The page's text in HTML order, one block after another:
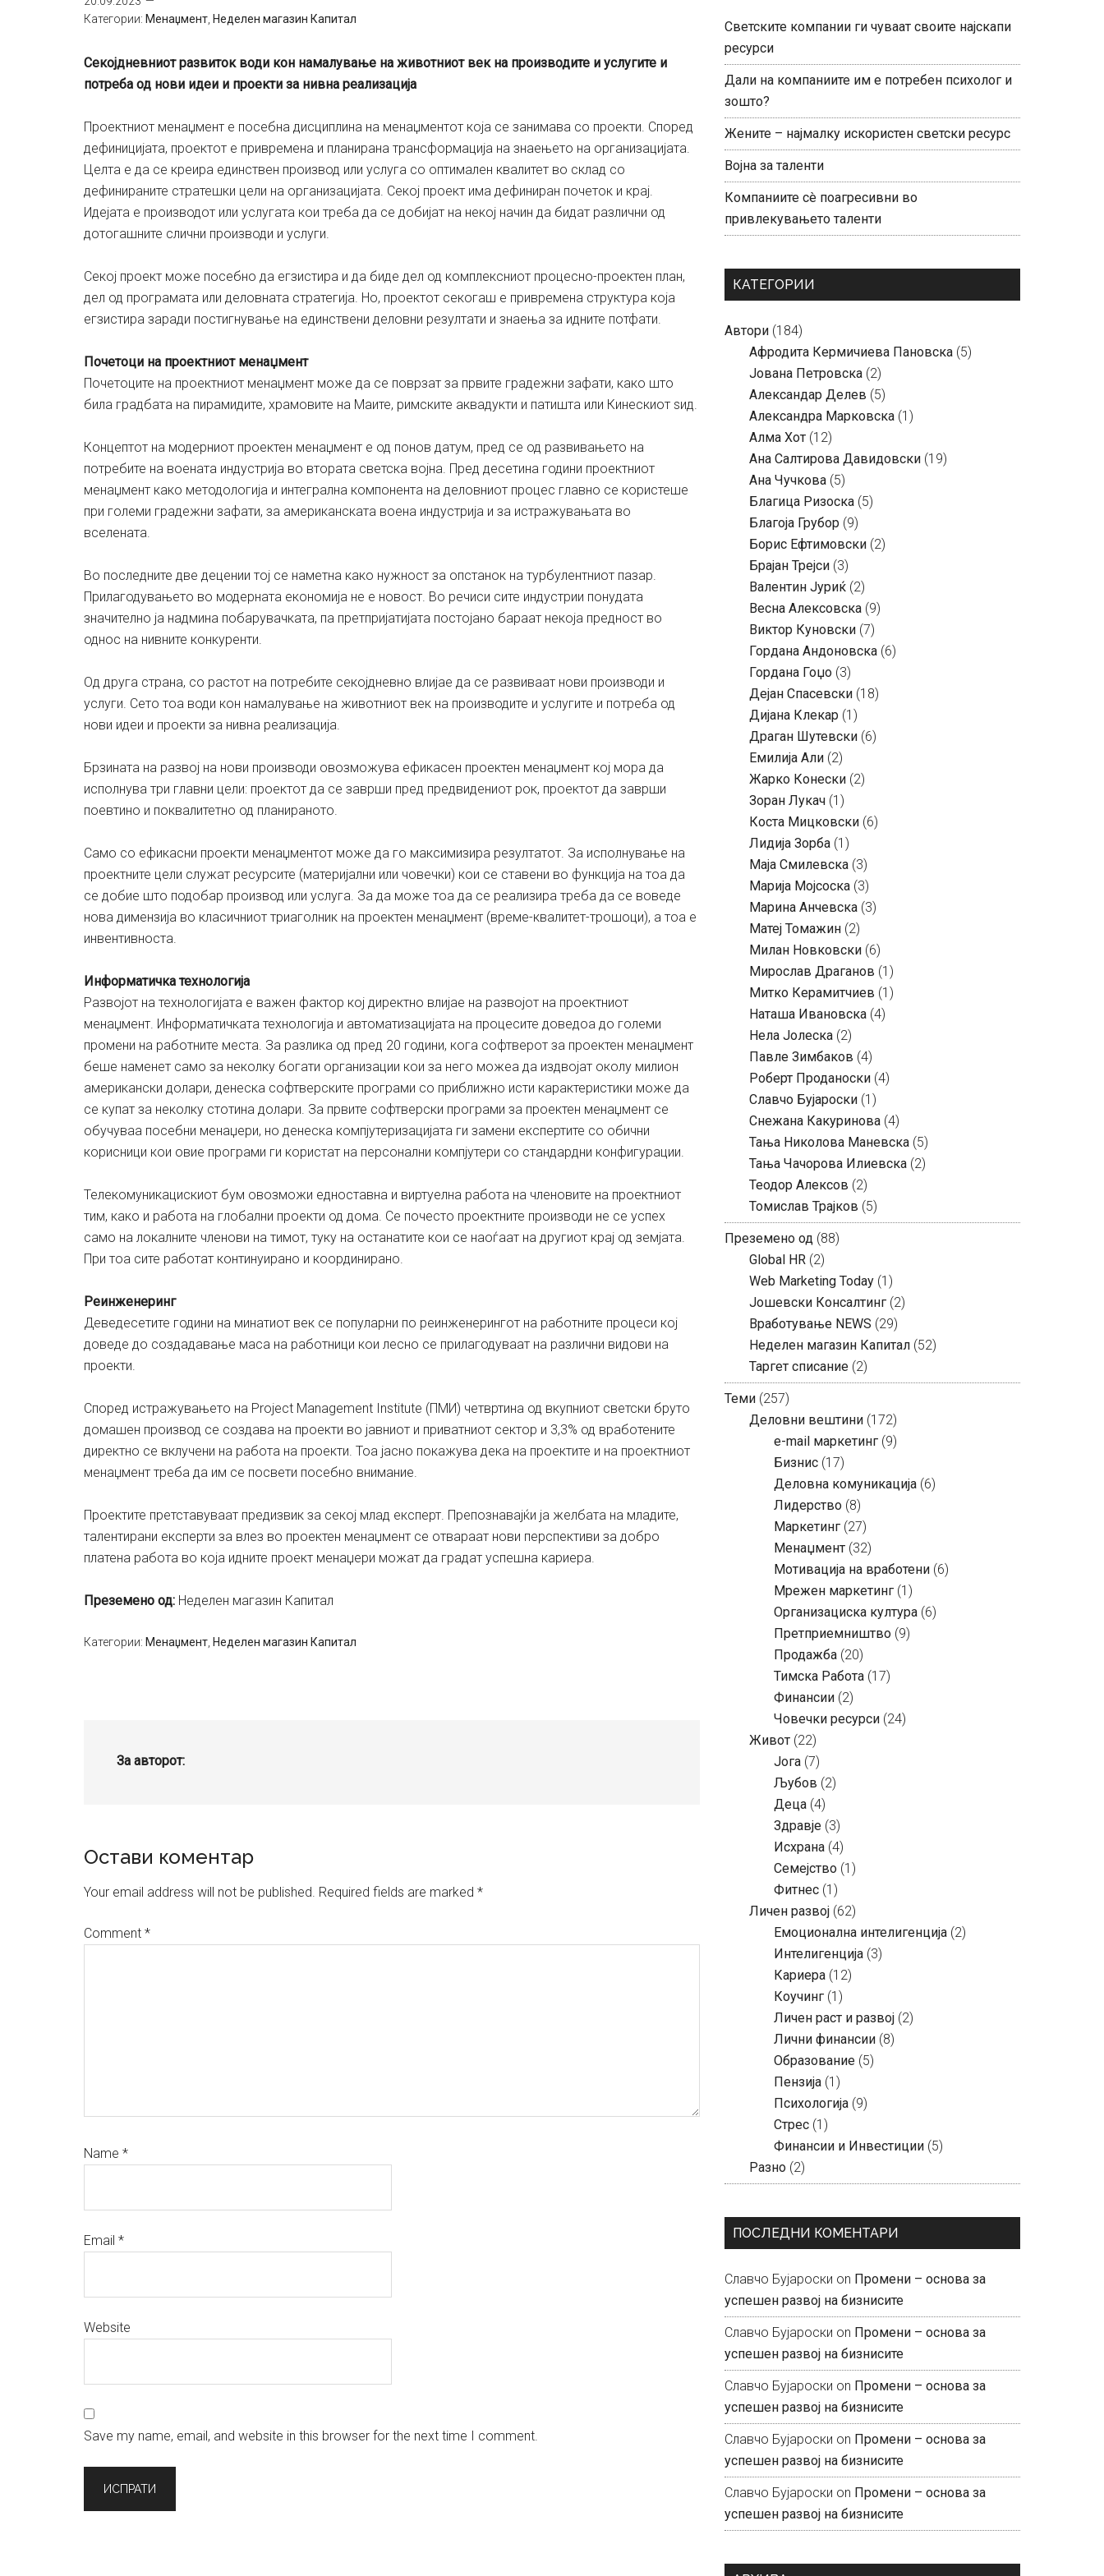
Категории: Менаџмент Неделен магазин Капитал
Секојдневниот развиток води кон намалување на животниот век на производите и услугите и
потреба од нови идеи и проекти за нивна реализација
Проектниот менаџмент е посебна дисциплина на менаџментот која се занимава со проекти. Според
дефиницијата, проектот е привремена и планирана трансформација на знаењето на организацијата.
Целта е да се креира единствен производ или услуга со оптимален квалитет во склад со
дефинираните стратешки цели на организацијата. Секој проект има дефиниран почеток и крај.
Идејата е производот или услугата кои треба да се добијат на некој начин да бидат различни од
дотогашните слични производи и услуги.
Секој проект може посебно да егзистира и да биде дел од комплексниот процесно-проектен план,
дел од програмата или деловната стратегија. Но, проектот секогаш е привремена структура која
егзистира заради постигнување на единствени деловни резултати и знаења за идните потфати.
Почетоци на проектниот менаџмент
Почетоците на проектниот менаџмент може да се поврзат за првите градежни зафати, како што
била градбата на пирамидите, храмовите на Маите, римските аквадукти и патишта или Кинескиот ѕид.
Концептот на модерниот проектен менаџмент е од понов датум, пред се од развивањето на
потребите на воената индустрија во втората светска војна. Пред десетина години проектниот
менаџмент како методологија и интегрална компонента на деловниот процес главно се користеше
при големи градежни зафати, за американската воена индустрија и за истражувањата во
вселената.
Во последните две децении тој се наметна како нужност за опстанок на турбулентниот пазар.
Прилагодувањето во модерната економија не е новост. Во речиси сите индустрии понудата
значително ја надмина побарувачката, па претпријатијата постојано бараат некоја предност во
однос на нивните конкуренти.
Од друга страна, со растот на потребите секојдневно влијае да се развиваат нови производи и
услуги. Сето тоа води кон намалување на животниот век на производите и услугите и потреба од
нови идеи и проекти за нивна реализација.
Брзината на развој на нови производи овозможува ефикасен проектен менаџмент кој мора да
исполнува три главни цели: проектот да се заврши пред предвидениот рок, проектот да заврши
поевтино и поквалитетно од планираното.
Само со ефикасни проекти менаџментот може да го максимизира резултатот. За исполнување на
проектните цели служат ресурсите (материјални или човечки) кои се ставени во функција на тоа да
се добие што подобар производ или услуга. За да може тоа да се реализира треба да се воведе
нова димензија во класичниот триаголник на проектен менаџмент (време-квалитет-трошоци), а тоа е
инвентивноста.
Информатичка технологија
Развојот на технологијата е важен фактор кој директно влијае на развојот на проектниот
менаџмент. Информатичката технологија и автоматизацијата на процесите доведоа до големи
промени на работните места. За разлика од пред 20 години, кога софтверот за проектен менаџмент
беше наменет само за неколку богати организации кои за него можеа да издвојат околу милион
американски долари, денеска софтверските програми со приближно исти карактеристики може да
се купат за неколку стотина долари. За првите софтверски програми за проектен менаџмент се
обучуваа посебни менаџери, но денеска компјутеризацијата ги замени експертите со обични
корисници кои овие програми ги користат на персонални компјутери со стандардни конфигурации.
Телекомуникацискиот бум овозможи едноставна и виртуелна работа на членовите на проектниот
тим, како и работа на глобални проекти од дома. Сe почесто проектните производи не се успех
само на локалните членови на тимот, туку на останатите кои се наоѓаат на другиот крај од земјата.
При тоа сите работат континуирано и координирано.
Реинженеринг
Деведесетите години на минатиот век се популарни по реинженерингот на работните процеси кој
доведе до создадавање маса на работници кои лесно се прилагодуваат на различни видови на
проекти.
Според истражувањето на Project Management Institute (ПМИ) четвртина од вкупниот светски бруто
домашен производ се создава на проекти во јавниот и приватниот сектор и 3,3% од вработените
директно се вклучени на работа на проекти. Тоа јасно покажува дека на проектите и на проектниот
менаџмент треба да им се посвети посебно внимание.
Проектите претставуваат предизвик за секој млад експерт. Препознавајќи ја желбата на младите,
талентирани експерти за влез во проектен менаџмент се отвараат нови перспективи за добро
платена работа во која идните проект менаџери можат да градат успешна кариера.
Преземено од: Неделен магазин Капитал
Категории: Менаџмент Неделен магазин Капитал
За авторот:
Reader
Interactions
Остави коментар
Your email address will not be published. Required fields are marked *
Comment *
Name *
Email *
Website
Save my name, email, and website in this browser for the next time I comment.
Светските компании ги чуваат своите најскапи
ресурси
Дали на компаниите им е потребен психолог и
зошто?
Жените – најмалку искористен светски ресурс
Војна за таленти
Компаниите сè поагресивни во
привлекувањето таленти
КАТЕГОРИИ
Автори (184)
Aфродита Кермичиева Пановска (5)
Јована Петровска (2)
Александар Делев (5)
Александра Марковска (1)
Алма Хот (12)
Ана Салтирова Давидовски (19)
Ана Чучкова (5)
Благица Ризоска (5)
Благоја Грубор (9)
Борис Ефтимовски (2)
Брајан Трејси (3)
Валентин Јуриќ (2)
Весна Алексовска (9)
Виктор Куновски (7)
Гордана Андоновска (6)
Гордана Гоџо (3)
Дејан Спасевски (18)
Дијана Клекар (1)
Драган Шутевски (6)
Емилија Али (2)
Жарко Конески (2)
Зоран Лукач (1)
Коста Мицковски (6)
Лидија Зорба (1)
Маја Смилевска (3)
Марија Мојсоска (3)
Марина Анчевска (3)
Матеј Томажин (2)
Милан Новковски (6)
Мирослав Драганов (1)
Митко Керамитчиев (1)
Наташа Ивановска (4)
Нела Јолеска (2)
Павле Зимбаков (4)
Роберт Проданоски (4)
Славчо Бујароски (1)
Снежана Какуринова (4)
Тања Николова Маневска (5)
Тања Чачорова Илиевска (2)
Теодор Алексов (2)
Томислав Трајков (5)
Преземено од (88)
Global HR (2)
Web Marketing Today (1)
Јошевски Консалтинг (2)
Вработување NEWS (29)
Неделен магазин Капитал (52)
Таргет списание (2)
Теми (257)
Деловни вештини (172)
e-mail маркетинг (9)
Бизнис (17)
Деловна комуникација (6)
Лидерство (8)
Маркетинг (27)
Менаџмент (32)
Мотивација на вработени (6)
Мрежен маркетинг (1)
Организациска култура (6)
Претприемништво (9)
Продажба (20)
Тимска Работа (17)
Финансии (2)
Човечки ресурси (24)
Живот (22)
Јога (7)
Љубов (2)
Деца (4)
Здравје (3)
Исхрана (4)
Семејство (1)
Фитнес (1)
Личен развој (62)
Емоционална интелигенција (2)
Интелигенција (3)
Кариера (12)
Коучинг (1)
Личен раст и развој (2)
Лични финансии (8)
Образование (5)
Пензија (1)
Психологија (9)
Стрес (1)
Финансии и Инвестиции (5)
Разно (2)
ПОСЛЕДНИ КОМЕНТАРИ
Славчо Бујароски on Промени – основа за
успешен развој на бизнисите
Славчо Бујароски on Промени – основа за
успешен развој на бизнисите
Славчо Бујароски on Промени – основа за
успешен развој на бизнисите
Славчо Бујароски on Промени – основа за
успешен развој на бизнисите
Славчо Бујароски on Промени – основа за
успешен развој на бизнисите